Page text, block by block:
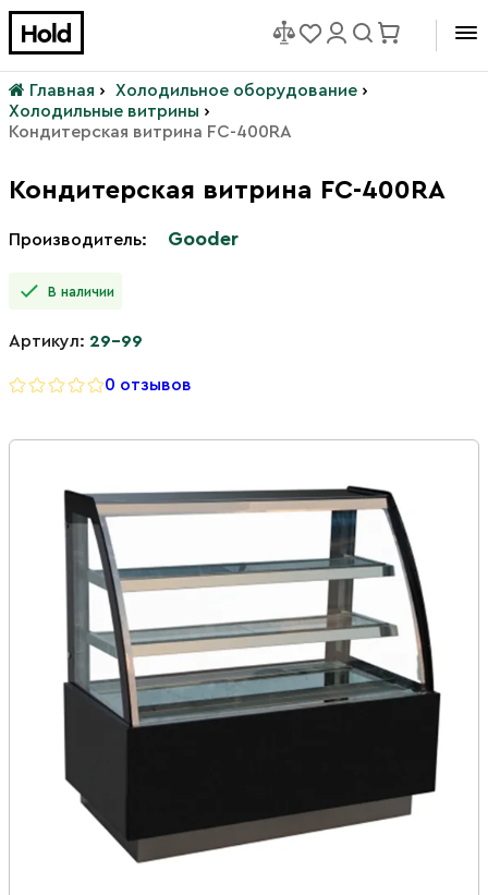
Главная › Холодильное оборудование ›
Холодильные витрины ›
Кондитерская витрина FC-400RA
Кондитерская витрина FC-400RA
Производитель: Gooder
В наличии
Артикул: 29-99
0 отзывов